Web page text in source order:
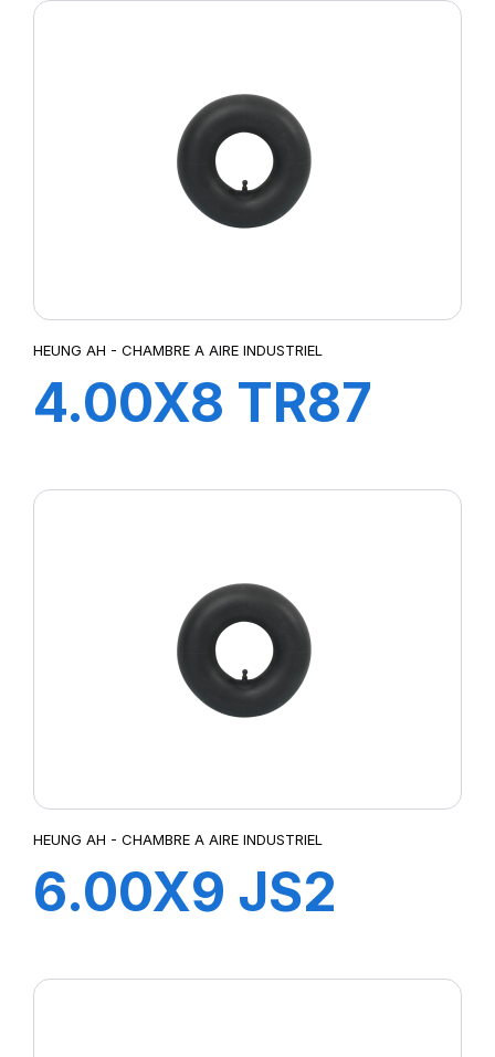
HEUNG AH - CHAMBRE A AIRE INDUSTRIEL
4.00X8 TR87
HEUNG AH - CHAMBRE A AIRE INDUSTRIEL
6.00X9 JS2